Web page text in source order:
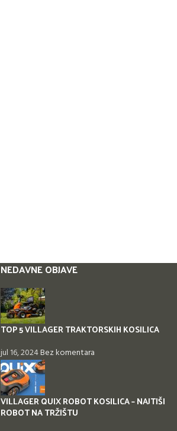
NEDAVNE OBJAVE
TOP 5 VILLAGER TRAKTORSKIH KOSILICA
jul 16, 2024Bez komentara
VILLAGER QUIX ROBOT KOSILICA – NAJTIŠI
ROBOT NA TRŽIŠTU